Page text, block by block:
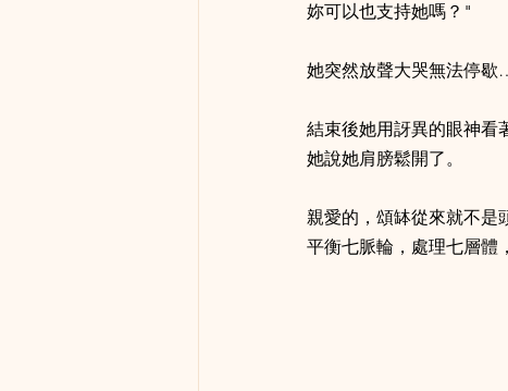
妳可以也支持她嗎？"
她突然放聲大哭無法停
結束後她用訝異的眼神看
她說她肩膀鬆開了。
親愛的，頌缽從來就不是
平衡七脈輪，處理七層體